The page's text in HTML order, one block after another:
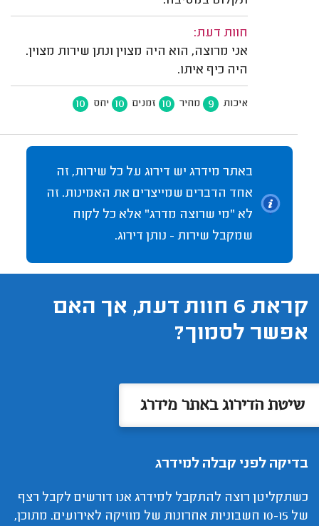
חוות דעת:
אני מרוצה, הוא היה מצוין ונתן שירות מצוין.
היה כיף איתו.
איכות 9 מחיר 10 זמנים 10 יחס 10
באתר מידרג יש דירוג על כל שירות, זה
אחד הדברים שמייצרים את האמינות. זה
לא "מי שרוצה מדרג" אלא כל לקוח
שמקבל שירות - נותן דירוג.
קראת 6 חוות דעת, אך האם
אפשר לסמוך?
שיטת הדירוג באתר מידרג
בדיקה לפני קבלה למידרג
כשתקליטן רוצה להתקבל למידרג אנו דורשים לקבל רצף
של 10-15 חשבוניות אחרונות של מוזיקה לאירועים. מתוכן,